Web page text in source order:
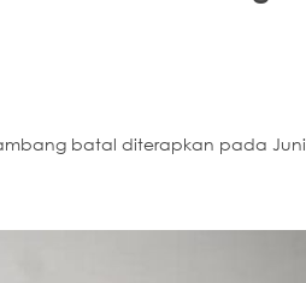
batal diterapkan pada Juni